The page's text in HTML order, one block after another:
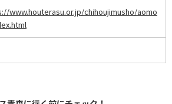
www.houterasu.or.jp/chihoujimusho/aomo